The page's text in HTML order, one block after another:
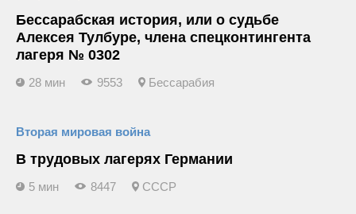
Бессарабская история, или о судьбе
Алексея Тулбуре, члена спецконтингента
лагеря № 0302
28 мин 9553 Бессарабия
Вторая мировая война
В трудовых лагерях Германии
5 мин 8447 СССР